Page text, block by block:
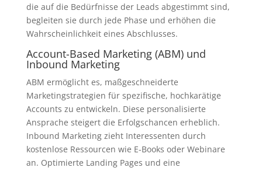
die auf die Bedürfnisse der Leads abgestimmt sind,
begleiten sie durch jede Phase und erhöhen die
Wahrscheinlichkeit eines Abschlusses.
Account-Based Marketing (ABM) und
Inbound Marketing
ABM ermöglicht es, maßgeschneiderte
Marketingstrategien für spezifische, hochkarätige
Accounts zu entwickeln. Diese personalisierte
Ansprache steigert die Erfolgschancen erheblich.
Inbound Marketing zieht Interessenten durch
kostenlose Ressourcen wie E-Books oder Webinare
an. Optimierte Landing Pages und eine